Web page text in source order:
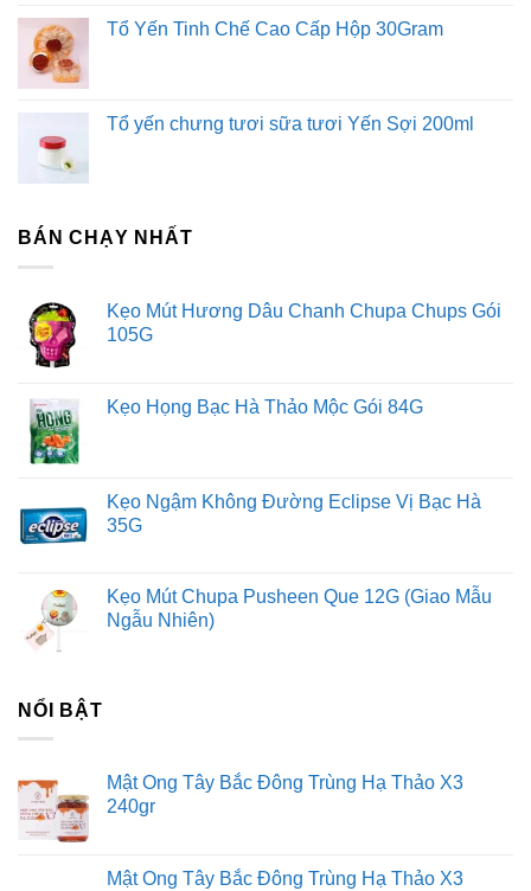
Tổ Yến Tinh Chế Cao Cấp Hộp 30Gram
Tổ yến chưng tươi sữa tươi Yến Sợi 200ml
BÁN CHẠY NHẤT
Kẹo Mút Hương Dâu Chanh Chupa Chups Gói
105G
Kẹo Họng Bạc Hà Thảo Mộc Gói 84G
Kẹo Ngậm Không Đường Eclipse Vị Bạc Hà
35G
Kẹo Mút Chupa Pusheen Que 12G (Giao Mẫu
Ngẫu Nhiên)
NỔI BẬT
Mật Ong Tây Bắc Đông Trùng Hạ Thảo X3
240gr
Mật Ong Tây Bắc Đông Trùng Hạ Thảo X3